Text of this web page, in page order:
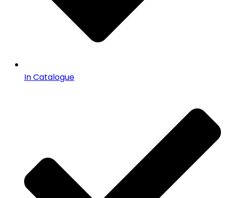
In Catalogue